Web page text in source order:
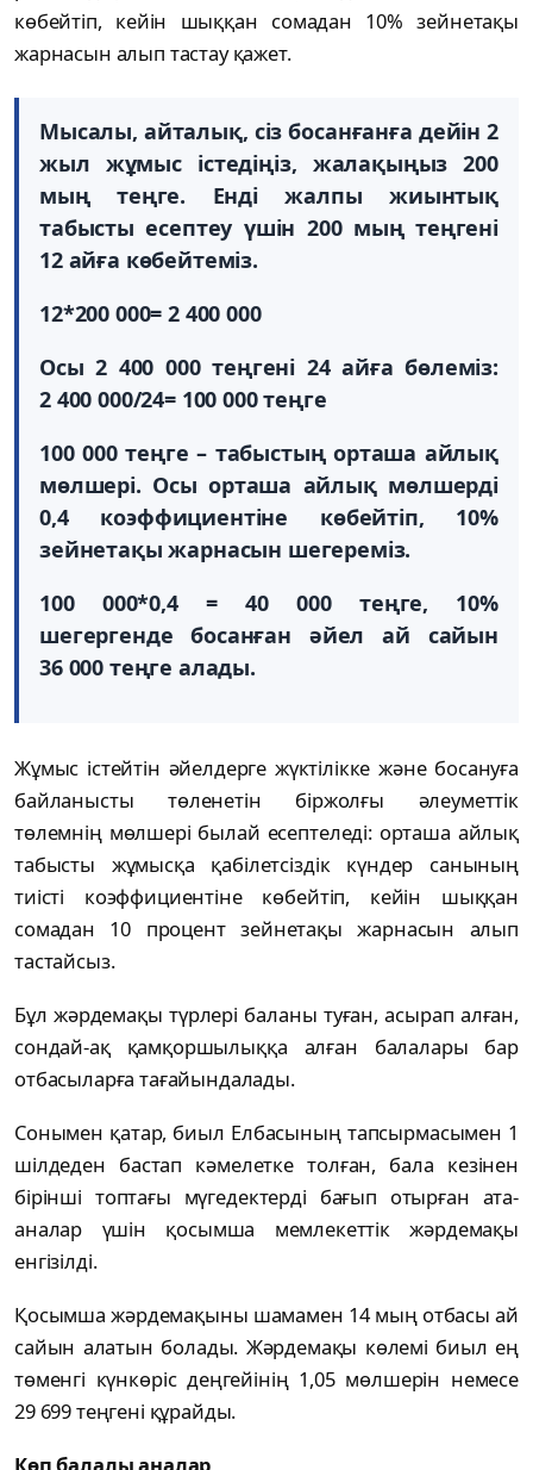
көбейтіп, кейін шыққан сомадан 10% зейнетақы
жарнасын алып тастау қажет.
Мысалы, айталық, сіз босанғанға дейін 2
жыл жұмыс істедіңіз, жалақыңыз 200
мың теңге. Енді жалпы жиынтық
табысты есептеу үшін 200 мың теңгені
12 айға көбейтеміз.
12*200 000= 2 400 000
Осы 2 400 000 теңгені 24 айға бөлеміз:
2 400 000/24= 100 000 теңге
100 000 теңге – табыстың орташа айлық
мөлшері. Осы орташа айлық мөлшерді
0,4 коэффициентіне көбейтіп, 10%
зейнетақы жарнасын шегереміз.
100 000*0,4 = 40 000 теңге, 10%
шегергенде босанған әйел ай сайын
36 000 теңге алады.
Жұмыс істейтін әйелдерге жүктілікке және босануға
байланысты төленетін біржолғы әлеуметтік
төлемнің мөлшері былай есептеледі: орташа айлық
табысты жұмысқа қабілетсіздік күндер санының
тиісті коэффициентіне көбейтіп, кейін шыққан
сомадан 10 процент зейнетақы жарнасын алып
тастайсыз.
Бұл жәрдемақы түрлері баланы туған, асырап алған,
сондай-ақ қамқоршылыққа алған балалары бар
отбасыларға тағайындалады.
Сонымен қатар, биыл Елбасының тапсырмасымен 1
шілдеден бастап кәмелетке толған, бала кезінен
бірінші топтағы мүгедектерді бағып отырған ата-
аналар үшін қосымша мемлекеттік жәрдемақы
енгізілді.
Қосымша жәрдемақыны шамамен 14 мың отбасы ай
сайын алатын болады. Жәрдемақы көлемі биыл ең
төменгі күнкөріс деңгейінің 1,05 мөлшерін немесе
29 699 теңгені құрайды.